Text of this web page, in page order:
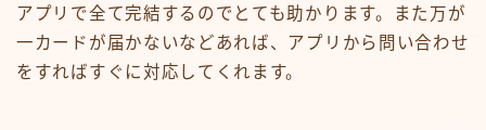
アプリで全て完結するのでとても助かります。また万が
一カードが届かないなどあれば、アプリから問い合わせ
をすればすぐに対応してくれます。